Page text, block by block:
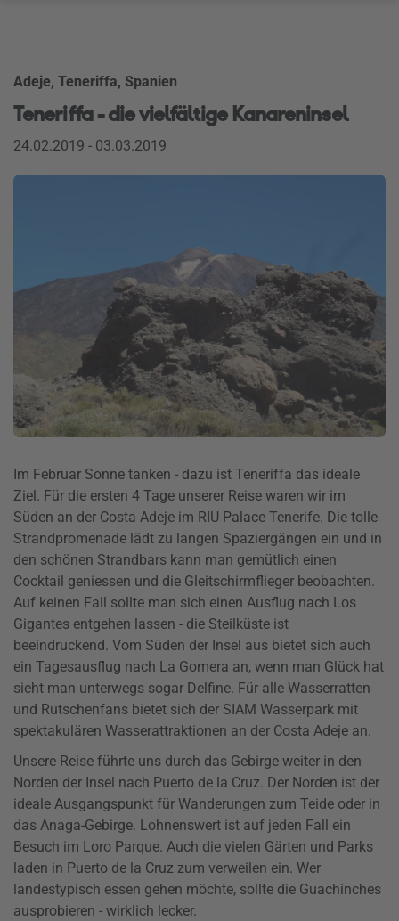
Adeje, Teneriffa, Spanien
Teneriffa - die vielfältige Kanareninsel
24.02.2019 - 03.03.2019
Im Februar Sonne tanken - dazu ist Teneriffa das ideale
Ziel. Für die ersten 4 Tage unserer Reise waren wir im
Süden an der Costa Adeje im RIU Palace Tenerife. Die tolle
Strandpromenade lädt zu langen Spaziergängen ein und in
den schönen Strandbars kann man gemütlich einen
Cocktail geniessen und die Gleitschirmflieger beobachten.
Auf keinen Fall sollte man sich einen Ausflug nach Los
Gigantes entgehen lassen - die Steilküste ist
beeindruckend. Vom Süden der Insel aus bietet sich auch
ein Tagesausflug nach La Gomera an, wenn man Glück hat
sieht man unterwegs sogar Delfine. Für alle Wasserratten
und Rutschenfans bietet sich der SIAM Wasserpark mit
spektakulären Wasserattraktionen an der Costa Adeje an.
Unsere Reise führte uns durch das Gebirge weiter in den
Norden der Insel nach Puerto de la Cruz. Der Norden ist der
ideale Ausgangspunkt für Wanderungen zum Teide oder in
das Anaga-Gebirge. Lohnenswert ist auf jeden Fall ein
Besuch im Loro Parque. Auch die vielen Gärten und Parks
laden in Puerto de la Cruz zum verweilen ein. Wer
landestypisch essen gehen möchte, sollte die Guachinches
ausprobieren - wirklich lecker.